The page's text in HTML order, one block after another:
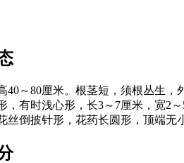
40～80厘米。根茎短，须根丛生
，有时浅心形，长3～7厘米，宽2
丝倒披针形，花药长圆形，顶端无